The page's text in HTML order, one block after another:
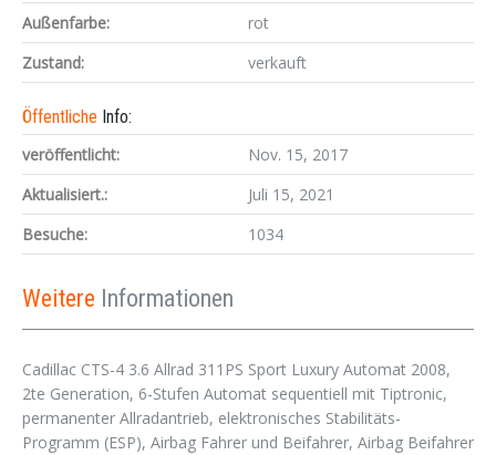
Außenfarbe:
rot
Zustand:
verkauft
Öffentliche Info:
veröffentlicht:
Nov. 15, 2017
Aktualisiert.:
Juli 15, 2021
Besuche:
1034
Weitere Informationen
Cadillac CTS-4 3.6 Allrad 311PS Sport Luxury Automat 2008,
2te Generation, 6-Stufen Automat sequentiell mit Tiptronic,
permanenter Allradantrieb, elektronisches Stabilitäts-
Programm (ESP), Airbag Fahrer und Beifahrer, Airbag Beifahrer